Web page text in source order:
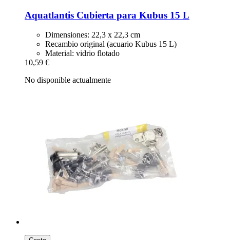
Aquatlantis Cubierta para Kubus 15 L
Dimensiones: 22,3 x 22,3 cm
Recambio original (acuario Kubus 15 L)
Material: vidrio flotado
10,59 €
No disponible actualmente